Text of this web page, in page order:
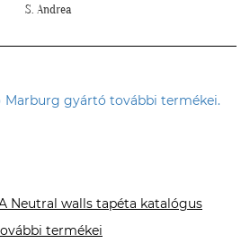
Marburg gyártó további termékei.
Neutral walls tapéta katalógus
termékei